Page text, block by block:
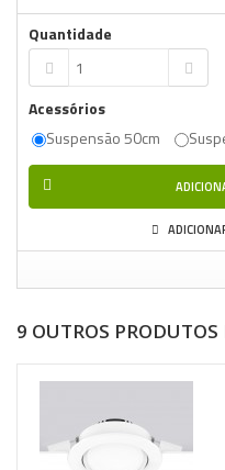
Quantidade
Acessórios
Suspensão 50cm
9 OUTROS